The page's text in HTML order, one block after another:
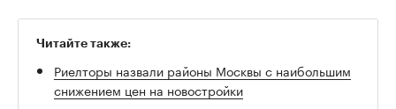
Читайте также:
Риелторы назвали районы Москвы с наибольшим
снижением цен на новостройки